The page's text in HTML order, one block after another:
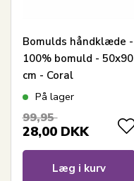
Bomulds håndklæde -
100% bomuld - 50x90
cm - Coral
På lager
99,95
28,00 DKK
Læg i kurv